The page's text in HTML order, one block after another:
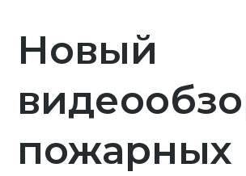
Новый
пожарных